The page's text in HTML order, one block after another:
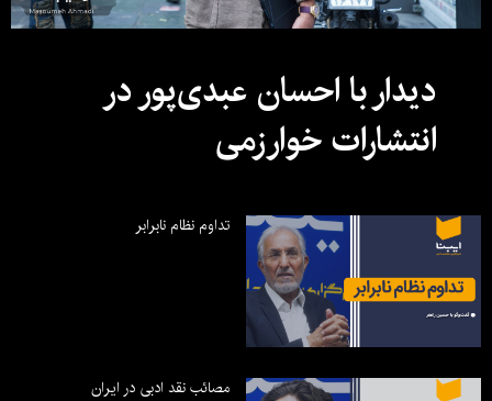
دیدار با احسان عبدی‌پور در
انتشارات خوارزمی
تداوم نظام نابرابر
مصائب نقد ادبی در ایران